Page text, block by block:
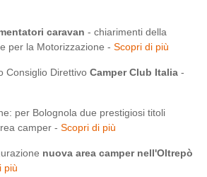
caravan - chiarimenti della
per la Motorizzazione - Scopri di più
Consiglio Direttivo Camper Club Italia -
per Bolognola due prestigiosi titoli
camper - Scopri di più
nuova area camper nell'Oltrepò
più